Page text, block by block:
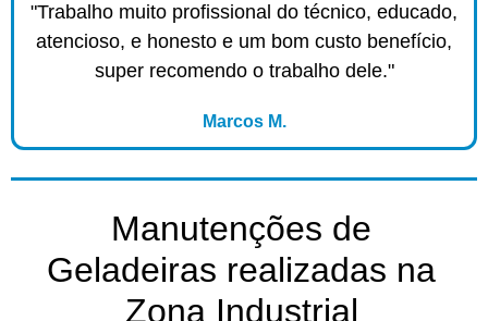
"Trabalho muito profissional do técnico, educado,
atencioso, e honesto e um bom custo benefício,
super recomendo o trabalho dele."
Marcos M.
Manutenções de
Geladeiras realizadas na
Zona Industrial​